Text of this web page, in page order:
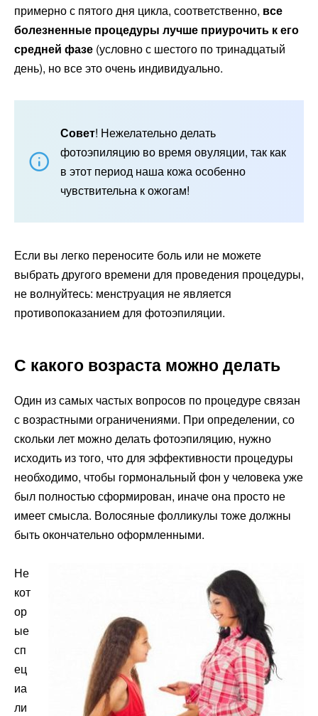
примерно с пятого дня цикла, соответственно, все
болезненные процедуры лучше приурочить к его
средней фазе (условно с шестого по тринадцатый
день), но все это очень индивидуально.
Совет! Нежелательно делать
фотоэпиляцию во время овуляции, так как
в этот период наша кожа особенно
чувствительна к ожогам!
Если вы легко переносите боль или не можете
выбрать другого времени для проведения процедуры,
не волнуйтесь: менструация не является
противопоказанием для фотоэпиляции.
С какого возраста можно делать
Один из самых частых вопросов по процедуре связан
с возрастными ограничениями. При определении, со
скольки лет можно делать фотоэпиляцию, нужно
исходить из того, что для эффективности процедуры
необходимо, чтобы гормональный фон у человека уже
был полностью сформирован, иначе она просто не
имеет смысла. Волосяные фолликулы тоже должны
быть окончательно оформленными.
Не
кот
ор
ые
сп
ец
иа
ли